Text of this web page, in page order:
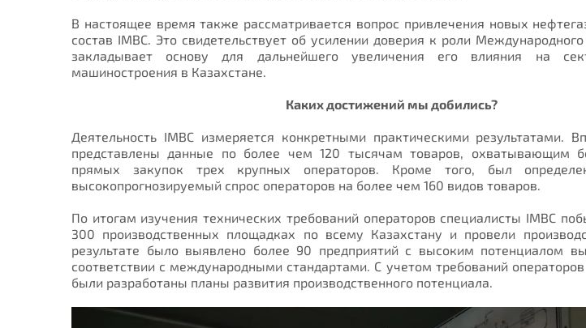
В настоящее время также рассматривается вопрос привлечения новых
состав IMBC. Это свидетельствует об усилении доверия к роли
закладывает основу для дальнейшего увеличения его влияния на
машиностроения в Казахстане.
Каких достижений мы добились?
Деятельность IMBC измеряется конкретными практическими результатами.
представлены данные по более чем 120 тысячам товаров, охватывающим
прямых закупок трех крупных операторов. Кроме того, был
высокопрогнозируемый спрос операторов на более чем 160 видов товаров.
По итогам изучения технических требований операторов специалисты IMBC
300 производственных площадках по всему Казахстану и провели
результате было выявлено более 90 предприятий с высоким потенциалом
соответствии с международными стандартами. С учетом требований
были разработаны планы развития производственного потенциала.